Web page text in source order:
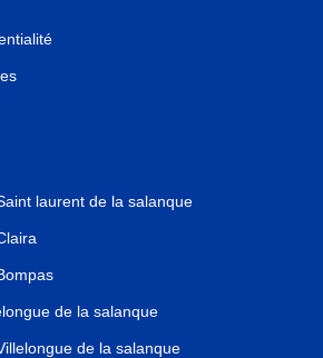
laurent de la salanque
de la salanque
de la salanque